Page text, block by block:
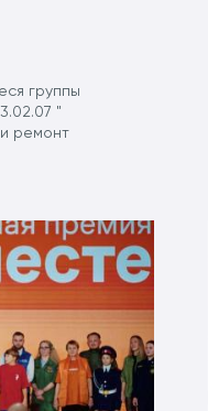
группы
"
и ремонт